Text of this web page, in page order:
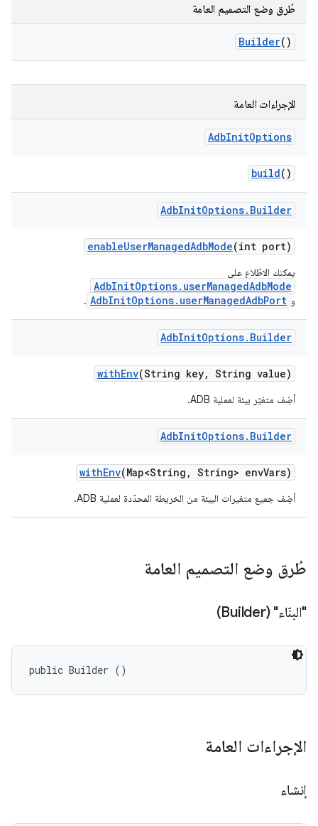
طُرق وضع التصميم العامة
Builder()
الإجراءات العامة
AdbInitOptions
build()
AdbInitOptions. Builder
enableUserManagedAdbMode(int port)
يمكنك الاطّلاع على
AdbInitOptions.userManagedAdbMode
و AdbInitOptions.userManagedAdbPort
.
AdbInitOptions. Builder
withEnv(String key, String value)
أضِف متغيّر بيئة لعملية ADB.
AdbInitOptions. Builder
withEnv(Map<String , String> envVars)
أضِف جميع متغيرات البيئة من الخريطة المحدّدة لعملية ADB.
طُرق وضع التصميم العامة
"البنّاء" (Builder)
public Builder ()
الإجراءات العامة
إنشاء